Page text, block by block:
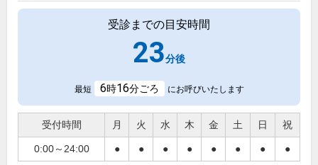
受診までの目安時間
23分後
最短 6時16分ごろ にお呼びいたします
受付時間 月 火 水 木 金 土 日 祝
0:00～24:00 ● ● ● ● ● ● ● ●